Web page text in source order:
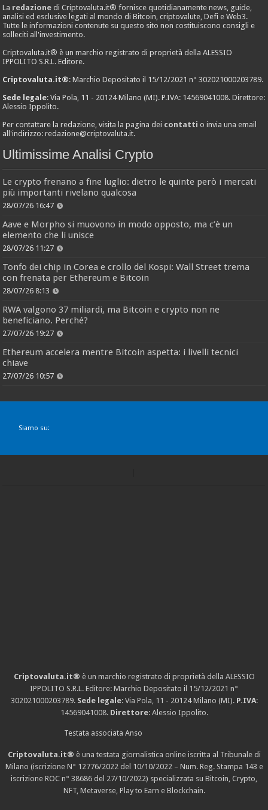
La redazione di Criptovaluta.it® fornisce quotidianamente news, guide,
analisi ed esclusive legati al mondo di Bitcoin, criptovalute, Defi e Web3.
Tutte le informazioni contenute su questo sito non costituiscono consigli e
solleciti all'investimento.
Criptovaluta.it® è un marchio registrato di proprietà della ALESSIO
IPPOLITO S.R.L. Editore.
Criptovaluta.it®: Marchio Depositato il 15/12/2021 n° 302021000203789.
Sede legale: Via Pola, 11 - 20124 Milano (MI). P.IVA: 14569041008. Direttore:
Alessio Ippolito.
Per contattare la redazione, visita la pagina dei contatti o invia una email
all'indirizzo:redazione@criptovaluta.it.
Ultimissime Analisi Crypto
Le crypto frenano a fine luglio: dietro le quinte però i mercati
più importanti rivelano qualcosa
28/07/26 16:47
Aave e Morpho si muovono in modo opposto, ma c’è un
elemento che li unisce
28/07/26 11:27
Tonfo dei chip in Corea e crollo del Kospi: Wall Street trema
con frenata per Ethereum e Bitcoin
28/07/26 8:13
RWA valgono 37 miliardi, ma Bitcoin e crypto non ne
beneficiano. Perché?
27/07/26 19:27
Ethereum accelera mentre Bitcoin aspetta: i livelli tecnici
chiave
27/07/26 10:57
Siamo su:
Criptovaluta.it® è un marchio registrato di proprietà della ALESSIO
IPPOLITO S.R.L. Editore: Marchio Depositato il 15/12/2021 n°
302021000203789. Sede legale: Via Pola, 11 - 20124 Milano (MI). P.IVA:
14569041008. Direttore: Alessio Ippolito.
Testata associata Anso
Criptovaluta.it® è una testata giornalistica online iscritta al Tribunale di
Milano (iscrizione N° 12776/2022 del 10/10/2022 – Num. Reg. Stampa 143 e
iscrizione ROC n° 38686 del 27/10/2022) specializzata su Bitcoin, Crypto,
NFT, Metaverse, Play to Earn e Blockchain.